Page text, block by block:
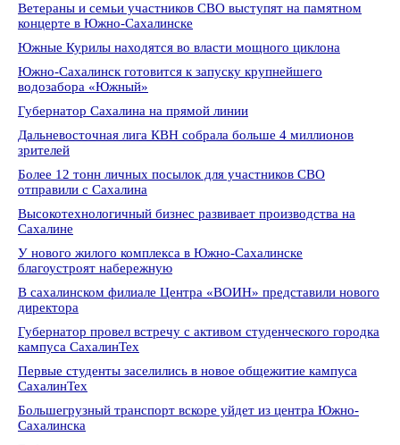
Ветераны и семьи участников СВО выступят на памятном
концерте в Южно-Сахалинске
Южные Курилы находятся во власти мощного циклона
Южно-Сахалинск готовится к запуску крупнейшего
водозабора «Южный»
Губернатор Сахалина на прямой линии
Дальневосточная лига КВН собрала больше 4 миллионов
зрителей
Более 12 тонн личных посылок для участников СВО
отправили с Сахалина
Высокотехнологичный бизнес развивает производства на
Сахалине
У нового жилого комплекса в Южно-Сахалинске
благоустроят набережную
В сахалинском филиале Центра «ВОИН» представили нового
директора
Губернатор провел встречу с активом студенческого городка
кампуса СахалинТех
Первые студенты заселились в новое общежитие кампуса
СахалинТех
Большегрузный транспорт вскоре уйдет из центра Южно-
Сахалинска